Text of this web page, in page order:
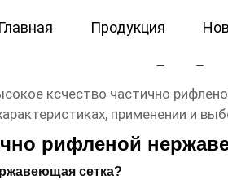
Главная Продукция
частично
ксчество частично
применении и
рифленой
сетка?